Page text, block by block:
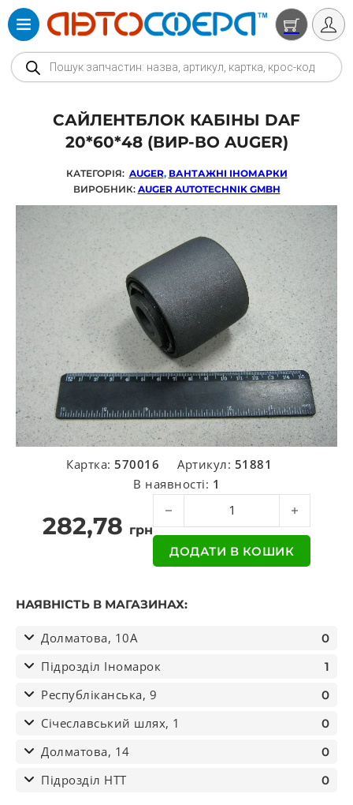
Products search
САЙЛЕНТБЛОК КАБІНЫ DAF
20*60*48 (ВИР-ВО AUGER)
КАТЕГОРІЯ: AUGER, ВАНТАЖНІ ІНОМАРКИ
ВИРОБНИК: AUGER AUTOTECHNIK GMBH
Картка:570016 Артикул: 51881
В наявності: 1
282,78 грн
Сайлентблок кабіны DAF
ДОДАТИ В КОШИК
НАЯВНІСТЬ В МАГАЗИНАХ:
Долматова, 10А 0
Підрозділ Іномарок 1
Республіканська, 9 0
Січеславський шлях, 1 0
Долматова, 14 0
Підрозділ НТТ 0